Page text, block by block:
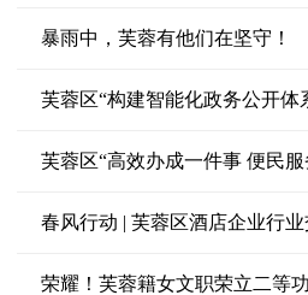
暴雨中，芙蓉有他们在坚守！
芙蓉区“构建智能化政务公开
芙蓉区“高效办成一件事 便民
春风行动 | 芙蓉区酒店企业行
荣耀！芙蓉籍女文职荣立二等功